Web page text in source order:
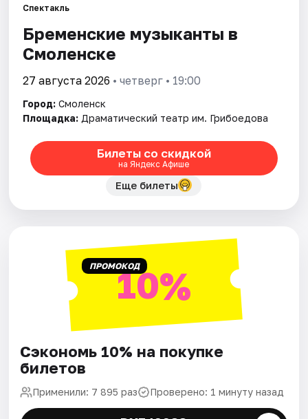
Города
Площадки
Рейтинги
Спектакль
Бременские музыканты в
Смоленске
27 августа 2026 • четверг • 19:00
Город: Смоленск
Площадка: Драматический театр им. Грибоедова
Билеты со скидкой
на Яндекс Афише
Еще билеты
ПРОМОКОД10%
Сэкономь 10% на покупке
билетов
Применили: 7 895 раз Проверено: 1 минуту назад